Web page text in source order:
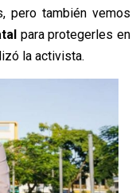
pero también vemos
para protegerles en
la activista.